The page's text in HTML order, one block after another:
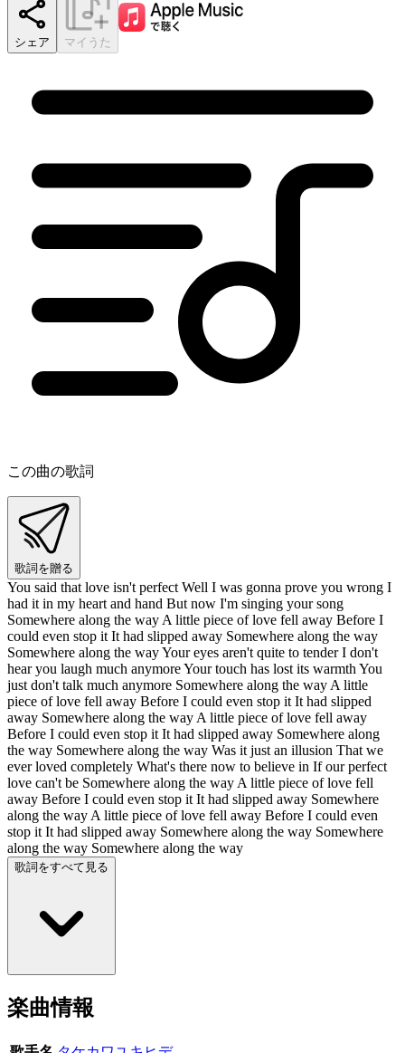
シェア マイうた
この曲の歌詞
歌詞を贈る
You said that love isn't perfect Well I was gonna prove you wrong I
had it in my heart and hand But now I'm singing your song
Somewhere along the way A little piece of love fell away Before I
could even stop it It had slipped away Somewhere along the way
Somewhere along the way Your eyes aren't quite to tender I don't
hear you laugh much anymore Your touch has lost its warmth You
just don't talk much anymore Somewhere along the way A little
piece of love fell away Before I could even stop it It had slipped
away Somewhere along the way A little piece of love fell away
Before I could even stop it It had slipped away Somewhere along
the way Somewhere along the way Was it just an illusion That we
ever loved completely What's there now to believe in If our perfect
love can't be Somewhere along the way A little piece of love fell
away Before I could even stop it It had slipped away Somewhere
along the way A little piece of love fell away Before I could even
stop it It had slipped away Somewhere along the way Somewhere
along the way Somewhere along the way
歌詞をすべて見る
楽曲情報